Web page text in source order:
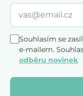
Souhlasím se
e-mailem.
odběru novinek